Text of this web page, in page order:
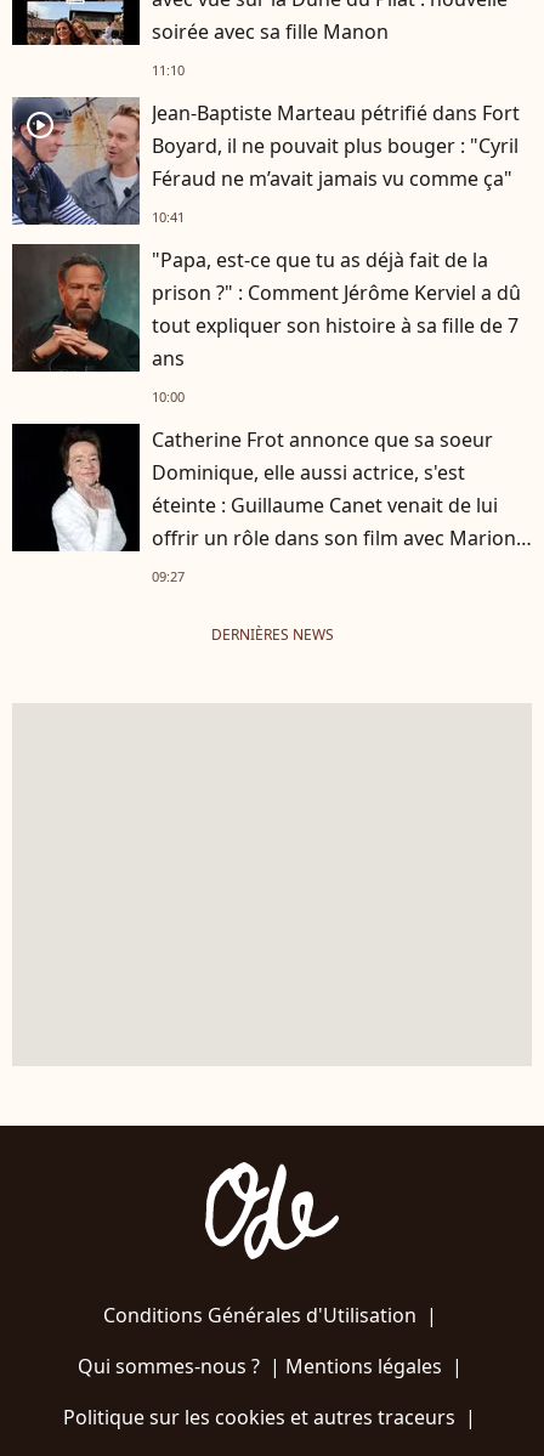
soirée avec sa fille Manon
11:10
player2
Jean-Baptiste Marteau pétrifié dans Fort
Boyard, il ne pouvait plus bouger : "Cyril
Féraud ne m’avait jamais vu comme ça"
10:41
"Papa, est-ce que tu as déjà fait de la
prison ?" : Comment Jérôme Kerviel a dû
tout expliquer son histoire à sa fille de 7
ans
10:00
Catherine Frot annonce que sa soeur
Dominique, elle aussi actrice, s'est
éteinte : Guillaume Canet venait de lui
offrir un rôle dans son film avec Marion
Cotillard
09:27
DERNIÈRES NEWS
Conditions Générales d'Utilisation |
Qui sommes-nous ?| Mentions légales |
Politique sur les cookies et autres traceurs |